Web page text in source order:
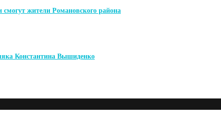
жители Романовского района
Константина Вышиденко